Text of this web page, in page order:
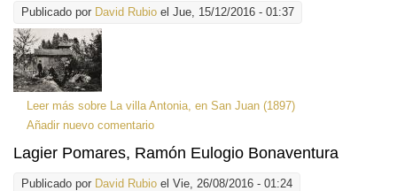
Publicado por David Rubio el Jue, 15/12/2016 - 01:37
Leer más sobre La villa Antonia, en San Juan (1897)
Añadir nuevo comentario
Lagier Pomares, Ramón Eulogio Bonaventura
Publicado por David Rubio el Vie, 26/08/2016 - 01:24